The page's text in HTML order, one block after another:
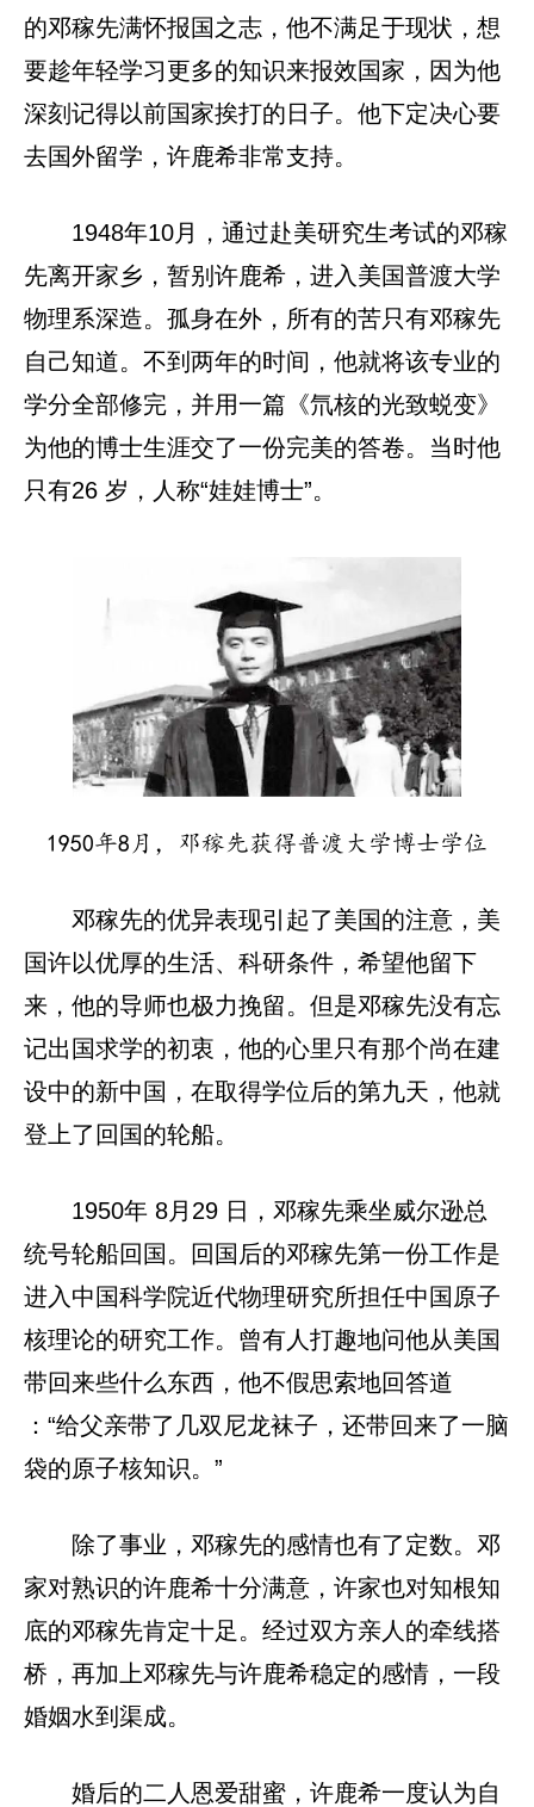
的邓稼先满怀报国之志，他不满足于现状，想
要趁年轻学习更多的知识来报效国家，因为他
深刻记得以前国家挨打的日子。他下定决心要
去国外留学，许鹿希非常支持。
1948年10月，通过赴美研究生考试的邓稼
先离开家乡，暂别许鹿希，进入美国普渡大学
物理系深造。孤身在外，所有的苦只有邓稼先
自己知道。不到两年的时间，他就将该专业的
学分全部修完，并用一篇《氘核的光致蜕变》
为他的博士生涯交了一份完美的答卷。当时他
只有26 岁，人称“娃娃博士”。
1950年8月，邓稼先获得普渡大学博士学位
邓稼先的优异表现引起了美国的注意，美
国许以优厚的生活、科研条件，希望他留下
来，他的导师也极力挽留。但是邓稼先没有忘
记出国求学的初衷，他的心里只有那个尚在建
设中的新中国，在取得学位后的第九天，他就
登上了回国的轮船。
1950年 8月29 日，邓稼先乘坐威尔逊总
统号轮船回国。回国后的邓稼先第一份工作是
进入中国科学院近代物理研究所担任中国原子
核理论的研究工作。曾有人打趣地问他从美国
带回来些什么东西，他不假思索地回答道
：“给父亲带了几双尼龙袜子，还带回来了一脑
袋的原子核知识。”
除了事业，邓稼先的感情也有了定数。邓
家对熟识的许鹿希十分满意，许家也对知根知
底的邓稼先肯定十足。经过双方亲人的牵线搭
桥，再加上邓稼先与许鹿希稳定的感情，一段
婚姻水到渠成。
婚后的二人恩爱甜蜜，许鹿希一度认为自